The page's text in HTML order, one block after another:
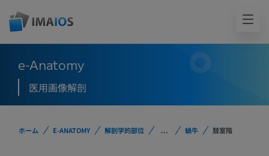
e-Anatomy
医用画像解剖
ホーム E-ANATOMY 解剖学的部位 ... 蝸牛 鼓室階